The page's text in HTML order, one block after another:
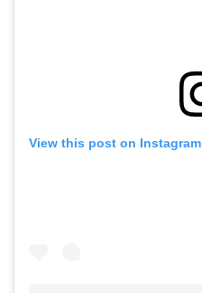
View this post on Instagram